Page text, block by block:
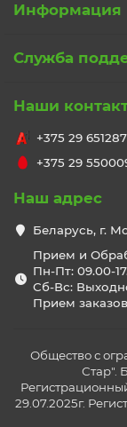
Информация
Служба
Наши
+375 29
+375 29
Наш адрес
Беларусь, г.
Прием и
Пн-Пт: 09.00-
Сб-Вс:
Прием
Общество с
Стар".
29.07.2025г.